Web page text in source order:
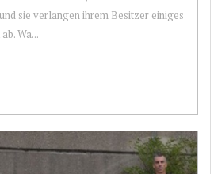
sie verlangen ihrem Besitzer einiges
Wa...